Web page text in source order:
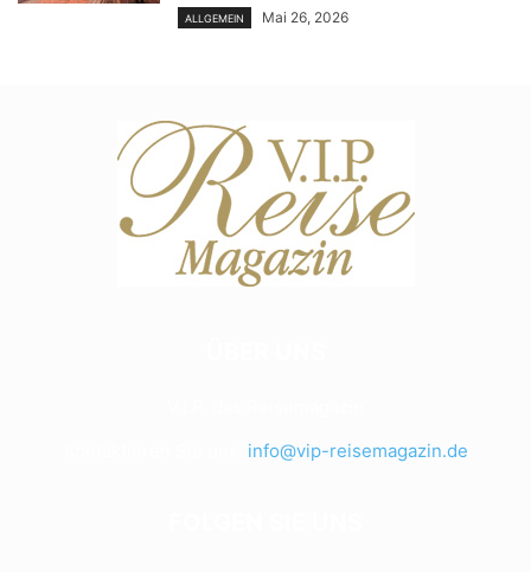
ALLGEMEIN Mai 26, 2026
info@vip-reisemagazin.de